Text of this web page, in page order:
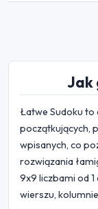
Jak
Łatwe Sudoku to
początkujących,
wpisanych, co
rozwiązania
9x9 liczbami od
wierszu,